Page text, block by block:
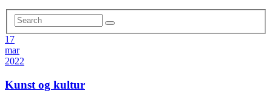
17
mar
2022
Kunst og kultur